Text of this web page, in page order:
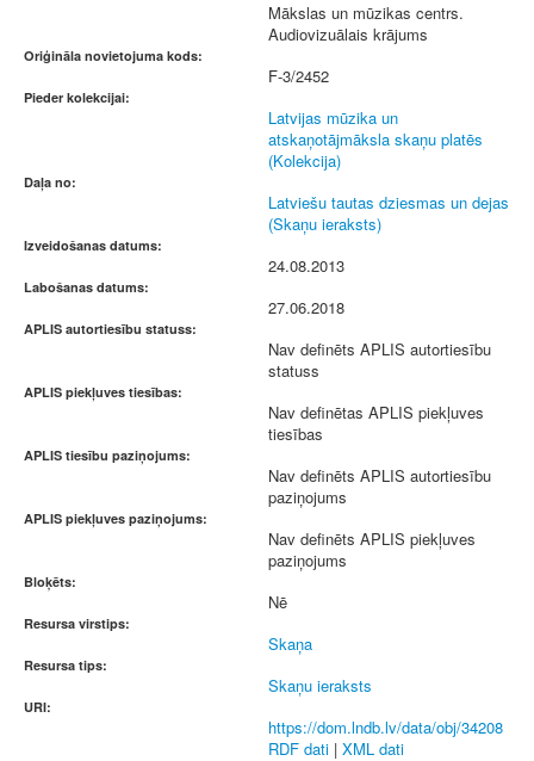
Mākslas un mūzikas centrs.
Audiovizuālais krājums
Oriģināla novietojuma kods:
F-3/2452
Pieder kolekcijai:
Latvijas mūzika un
atskaņotājmāksla skaņu platēs
(Kolekcija)
Daļa no:
Latviešu tautas dziesmas un dejas
(Skaņu ieraksts)
Izveidošanas datums:
24.08.2013
Labošanas datums:
27.06.2018
APLIS autortiesību statuss:
Nav definēts APLIS autortiesību
statuss
APLIS piekļuves tiesības:
Nav definētas APLIS piekļuves
tiesības
APLIS tiesību paziņojums:
Nav definēts APLIS autortiesību
paziņojums
APLIS piekļuves paziņojums:
Nav definēts APLIS piekļuves
paziņojums
Bloķēts:
Nē
Resursa virstips:
Skaņa
Resursa tips:
Skaņu ieraksts
URI:
https://dom.lndb.lv/data/obj/34208
RDF dati | XML dati